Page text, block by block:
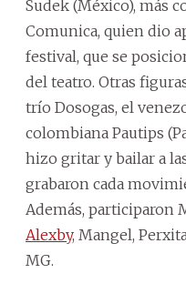
Sudek (México), más
Comunica, quien dio
festival, que se
del teatro. Otras
trío Dosogas, el
colombiana Pautips
hizo gritar y bailar a
grabaron cada
Además, participaron
Alexby, Mangel,
MG.